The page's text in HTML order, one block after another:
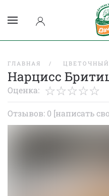
ГЛАВНАЯ
Нарцисс
Оценка:
Отзывов: 0 [написать